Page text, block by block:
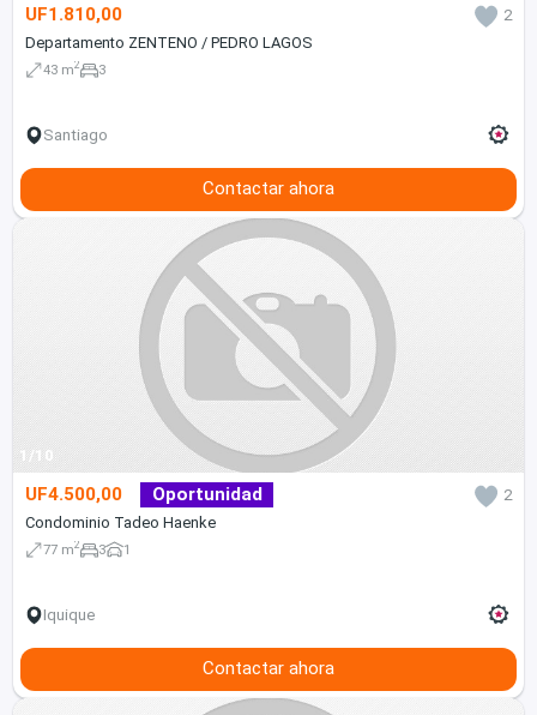
UF1.810,00
2
Departamento ZENTENO / PEDRO LAGOS
43 m2 3
Santiago
Contactar ahora
1/10
UF4.500,00 Oportunidad
2
Condominio Tadeo Haenke
77 m2 3 1
Iquique
Contactar ahora